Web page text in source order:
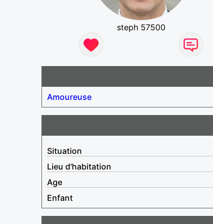
steph 57500
Amoureuse
Situation
Lieu d'habitation
Age
Enfant